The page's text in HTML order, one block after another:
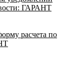
ГАРАНТ
расчета по